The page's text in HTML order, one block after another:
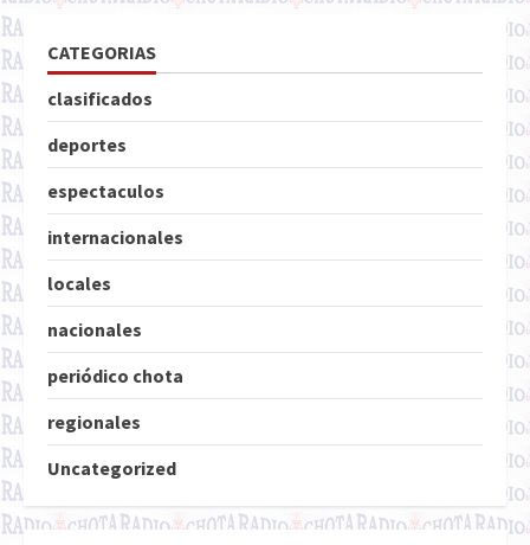
CATEGORIAS
clasificados
deportes
espectaculos
internacionales
locales
nacionales
periódico chota
regionales
Uncategorized